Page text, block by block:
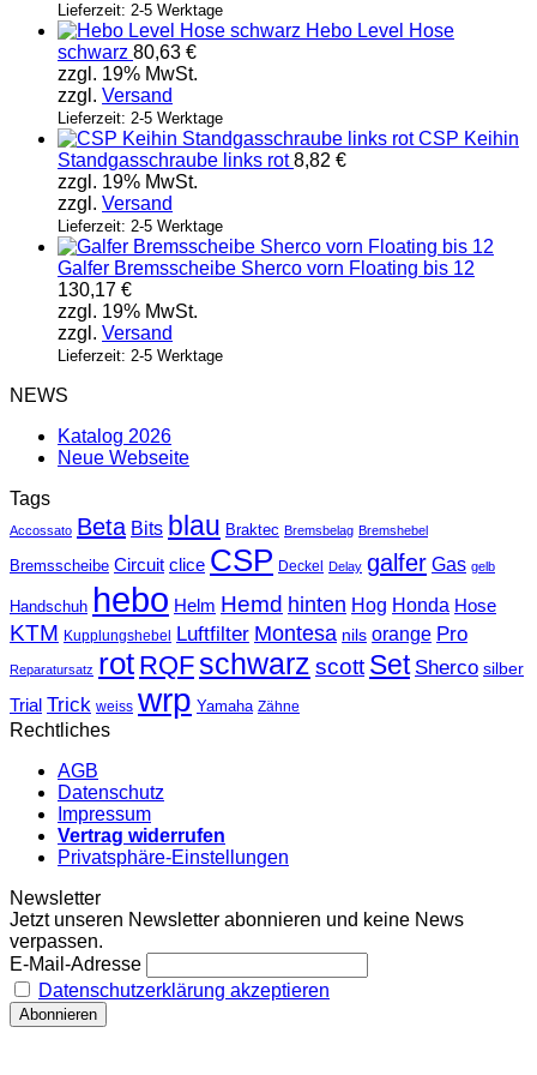
Lieferzeit: 2-5 Werktage
Hebo Level Hose
schwarz 80,63 €
zzgl. 19% MwSt.
zzgl. Versand
Lieferzeit: 2-5 Werktage
CSP Keihin
Standgasschraube links rot 8,82 €
zzgl. 19% MwSt.
zzgl. Versand
Lieferzeit: 2-5 Werktage
Galfer Bremsscheibe Sherco vorn Floating bis 12
130,17 €
zzgl. 19% MwSt.
zzgl. Versand
Lieferzeit: 2-5 Werktage
NEWS
Katalog 2026
Neue Webseite
Tags
Accossato Beta Bits blau Braktec Bremsbelag Bremshebel
Bremsscheibe Circuit clice CSP Deckel Delay galfer Gas gelb
Handschuh hebo Helm Hemd hinten Hog Honda Hose
KTM Kupplungshebel Luftfilter Montesa nils orange Pro
Reparatursatz rot RQF schwarz scott Set Sherco silber
Trial Trick weiss wrp Yamaha Zähne
Rechtliches
AGB
Datenschutz
Impressum
Vertrag widerrufen
Privatsphäre-Einstellungen
Newsletter
Jetzt unseren Newsletter abonnieren und keine News
verpassen.
E-Mail-Adresse
Datenschutzerklärung akzeptieren